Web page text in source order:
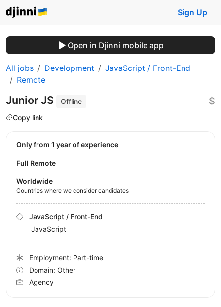
Sign Up
Open in Djinni mobile app
All jobs Development
JavaScript / Front-End
Remote
Junior JS
Offline
Copy link
$
Only from 1 year of experience
Full Remote
Worldwide
Countries where we consider candidates
JavaScript / Front-End
JavaScript
Employment: Part-time
Domain: Other
Agency